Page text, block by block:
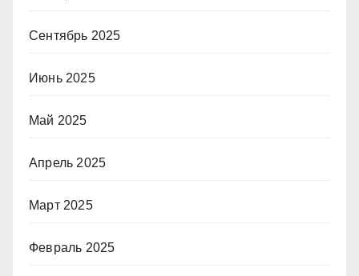
Сентябрь 2025
Июнь 2025
Май 2025
Апрель 2025
Март 2025
Февраль 2025